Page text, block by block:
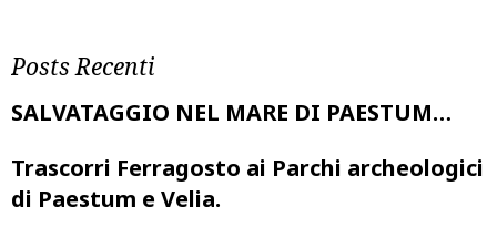
Posts Recenti
SALVATAGGIO NEL MARE DI PAESTUM…
Trascorri Ferragosto ai Parchi archeologici
di Paestum e Velia.